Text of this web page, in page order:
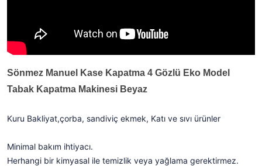
Sönmez Manuel Kase Kapatma 4 Gözlü Eko Model
Tabak Kapatma Makinesi Beyaz
Kuru Bakliyat,çorba, sandiviç ekmek, Katı ve sıvı ürünler
Minimal bakım ihtiyacı.
Herhangi bir kimyasal ile temizlik veya yağlama gerektirmez.